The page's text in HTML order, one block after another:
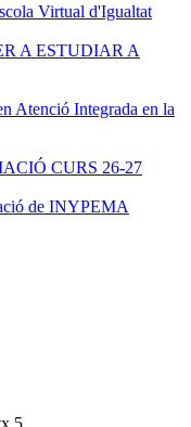
Virtual d'Igualtat
A ESTUDIAR A
Atenció Integrada en la
CURS 26-27
de INYPEMA
5